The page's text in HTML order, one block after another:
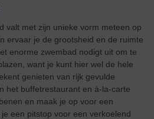
valt met zijn unieke vorm meteen op
ervaar je de grootsheid en de ruimte
enorme zwembad nodigt uit om te
want je kunt hier wel de hele
genieten van rijk gevulde
het buffetrestaurant en à-la-carte
en maak je op voor een
een pitstop voor een verkoelend